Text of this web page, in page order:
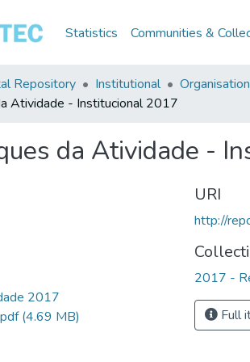
Statistics Communities &
Repository Institutional Organisation
Atividade - Institucional 2017
da Atividade -
2017
(4.69 MB)
URI
http://
2017 -
Full